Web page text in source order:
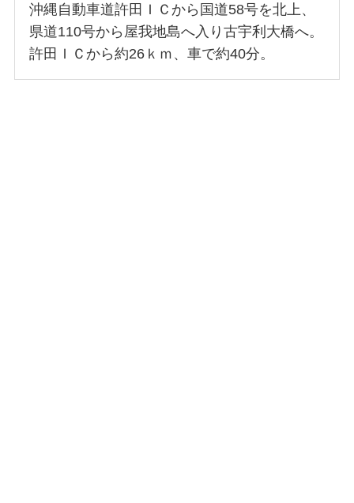
沖縄自動車道許田ＩＣから国道58号を北上、
県道110号から屋我地島へ入り古宇利大橋へ。
許田ＩＣから約26ｋｍ、車で約40分。